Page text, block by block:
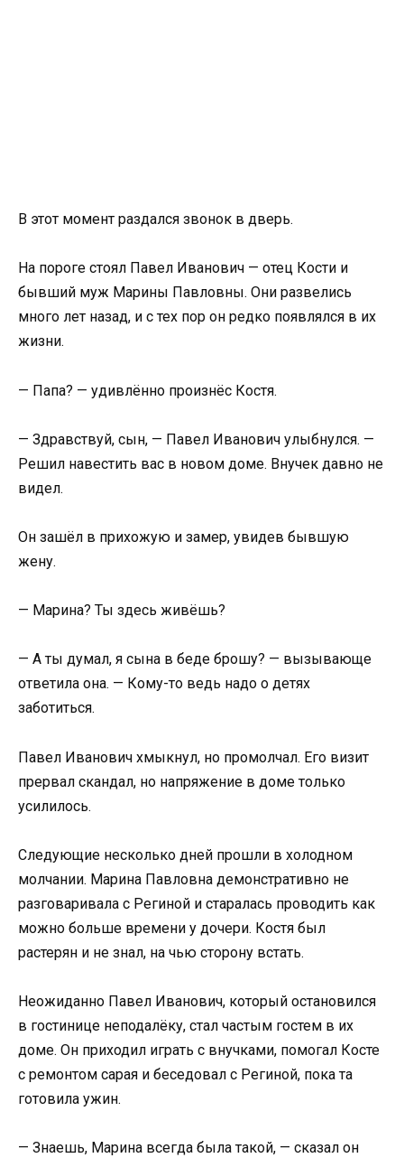
В этот момент раздался звонок в дверь.
На пороге стоял Павел Иванович — отец Кости и
бывший муж Марины Павловны. Они развелись
много лет назад, и с тех пор он редко появлялся в их
жизни.
— Папа? — удивлённо произнёс Костя.
— Здравствуй, сын, — Павел Иванович улыбнулся. —
Решил навестить вас в новом доме. Внучек давно не
видел.
Он зашёл в прихожую и замер, увидев бывшую
жену.
— Марина? Ты здесь живёшь?
— А ты думал, я сына в беде брошу? — вызывающе
ответила она. — Кому-то ведь надо о детях
заботиться.
Павел Иванович хмыкнул, но промолчал. Его визит
прервал скандал, но напряжение в доме только
усилилось.
Следующие несколько дней прошли в холодном
молчании. Марина Павловна демонстративно не
разговаривала с Региной и старалась проводить как
можно больше времени у дочери. Костя был
растерян и не знал, на чью сторону встать.
Неожиданно Павел Иванович, который остановился
в гостинице неподалёку, стал частым гостем в их
доме. Он приходил играть с внучками, помогал Косте
с ремонтом сарая и беседовал с Региной, пока та
готовила ужин.
— Знаешь, Марина всегда была такой, — сказал он